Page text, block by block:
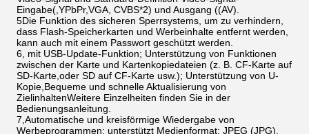
Eingabe(,YPbPr,VGA, CVBS*2) und Ausgang ((AV).
5Die Funktion des sicheren Sperrsystems, um zu verhindern,
dass Flash-Speicherkarten und Werbeinhalte entfernt werden,
kann auch mit einem Passwort geschützt werden.
6, mit USB-Update-Funktion; Unterstützung von Funktionen
zwischen der Karte und Kartenkopiedateien (z. B. CF-Karte auf
SD-Karte,oder SD auf CF-Karte usw.); Unterstützung von U-
Kopie,Bequeme und schnelle Aktualisierung von
ZielinhaltenWeitere Einzelheiten finden Sie in der
Bedienungsanleitung.
7,Automatische und kreisförmige Wiedergabe von
Werbeprogrammen; unterstützt Medienformat: JPEG (JPG),